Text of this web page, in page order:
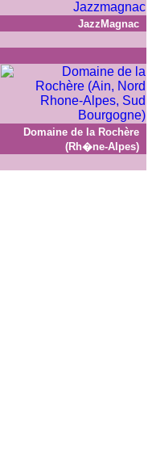
JazzMagnac
Domaine de la Rochère
(Rh�ne-Alpes)